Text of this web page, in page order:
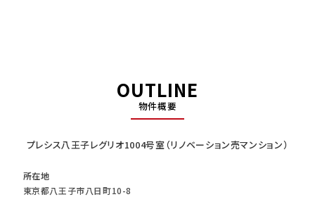
OUTLINE
物件概要
プレシス八王子レグリオ1004号室（リノベーション売マンション）
所在地
東京都八王子市八日町10-8